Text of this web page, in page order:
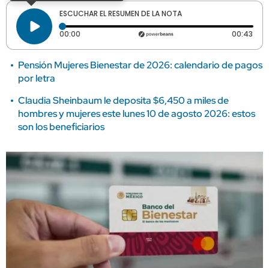
ESCUCHAR EL RESUMEN DE LA NOTA
00:00 Tiempo transcurrido: 0 segundos 00:43
Pensión Mujeres Bienestar de 2026: calendario de pagos
por letra
Claudia Sheinbaum le deposita $6,450 a miles de
hombres y mujeres este lunes 10 de agosto 2026: estos
son los beneficiarios